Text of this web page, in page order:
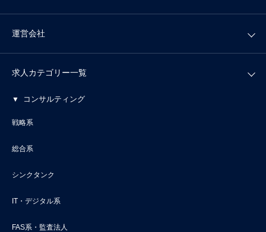
運営会社
求人カテゴリー一覧
コンサルティング
戦略系
総合系
シンクタンク
IT・デジタル系
FAS系・監査法人